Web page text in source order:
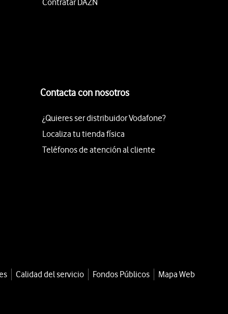
Contratar DAZN
Contacta con nosotros
¿Quieres ser distribuidor Vodafone?
Localiza tu tienda física
Teléfonos de atención al cliente
Calidad del servicio Fondos Públicos
Mapa Web